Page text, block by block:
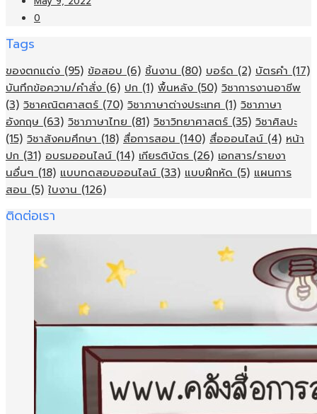
0
Tags
ของตกแต่ง (95) ข้อสอบ (6) ชิ้นงาน (80) บอร์ด (2) บัตรคำ (17)
บันทึกข้อความ/คำสั่ง (6) ปก (1) พื้นหลัง (50) วิชาการงานอาชีพ
(3) วิชาคณิตศาสตร์ (70) วิชาภาษาต่างประเทศ (1) วิชาภาษา
อังกฤษ (63) วิชาภาษาไทย (81) วิชาวิทยาศาสตร์ (35) วิชาศิลปะ
(15) วิชาสังคมศึกษา (18) สื่อการสอน (140) สื่อออนไลน์ (4) หน้า
ปก (31) อบรมออนไลน์ (14) เกียรติบัตร (26) เอกสาร/รายงา
นอื่นๆ (18) แบบทดสอบออนไลน์ (33) แบบฝึกหัด (5) แผนการ
สอน (5) ใบงาน (126)
ติดต่อเรา